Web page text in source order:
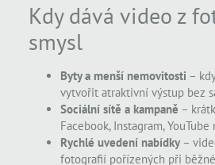
Kdy dává video z
smysl
Byty a menší nemovitosti –
vytvořit atraktivní výstup bez
Sociální sítě a kampaně –
Facebook, Instagram,
Rychlé uvedení nabídky–
fotografií pořízených při